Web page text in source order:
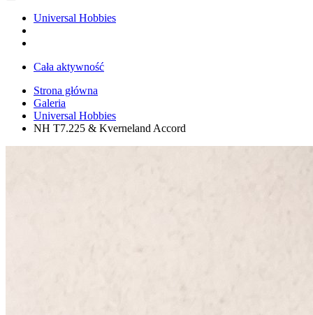
Universal Hobbies
Cała aktywność
Strona główna
Galeria
Universal Hobbies
NH T7.225 & Kverneland Accord